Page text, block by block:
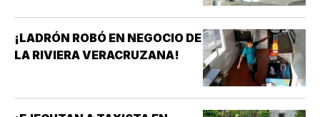
¡LADRÓN ROBÓ EN NEGOCIO DE
LA RIVIERA VERACRUZANA!